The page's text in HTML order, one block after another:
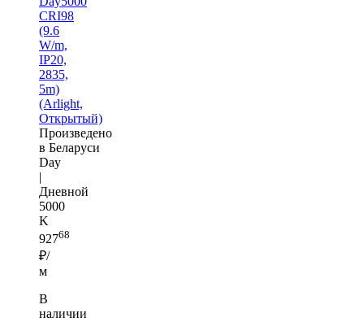
CRI98
(9.6
W/m,
IP20,
2835,
5m)
(Arlight,
Открытый)
Произведено
в Беларуси
Day
|
Дневной
5000
K
92768
₽/
м
В
наличии